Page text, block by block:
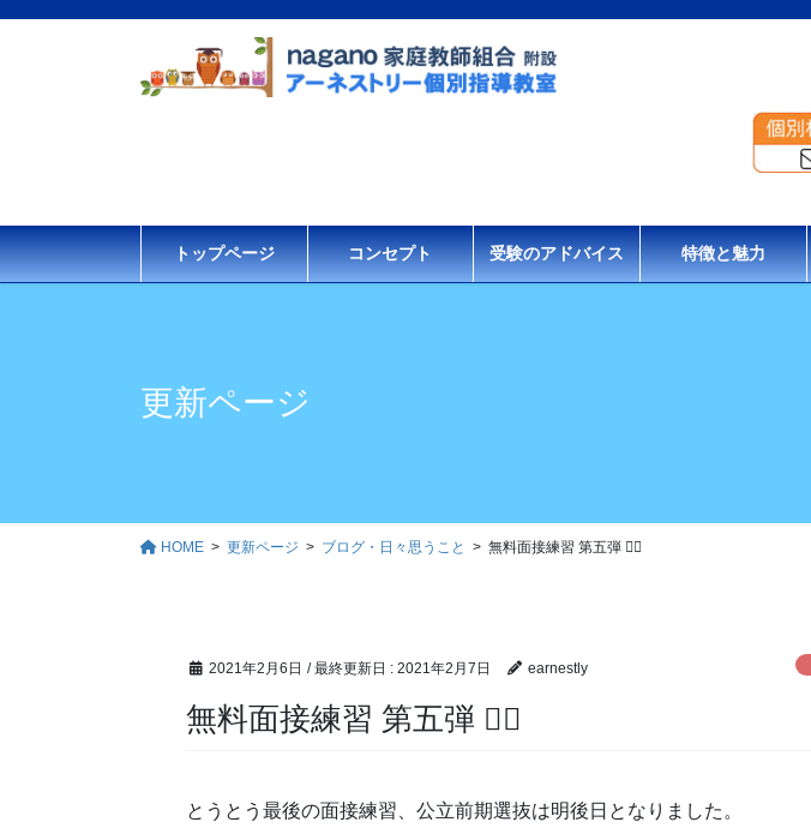
移
動
トップページ コンセプト 受験のアドバイス 特徴と魅力
更新ページ
HOME 更新ページ ブログ・日々思うこと 無料面接練習 第五弾 🧙‍♂️
2021年2月6日 / 最終更新日 :2021年2月7日 earnestly
無料面接練習 第五弾 🧙‍♂️
とうとう最後の面接練習、公立前期選抜は明後日となりました。